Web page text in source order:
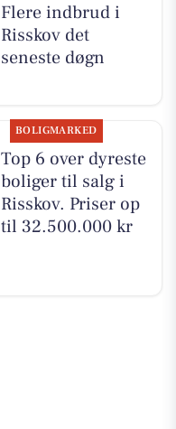
Flere indbrud i
Risskov det
seneste døgn
BOLIGMARKED
Top 6 over dyreste
boliger til salg i
Risskov. Priser op
til 32.500.000 kr